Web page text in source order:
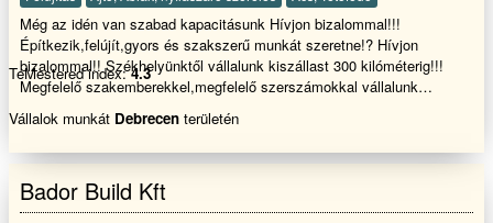
Még az idén van szabad kapacitásunk Hívjon bizalommal!!!
Építkezik,felújít,gyors és szakszerű munkát szeretne!? Hívjon
bizalommal!! Székhelyünktől vállalunk kiszállast 300 kilóméterig!!!
Megfelelő szakemberekkel,megfelelő szerszámokkal vállalunk
Panel és társasházban egyaránt) ,!! Családi házak vagy földszini
lakás, kerítések,támfalak üzlethelyiségek,földszinti
garázsok,lépcsőházak,raktárépületek falai vizesek,áznak!?
Salétromos kivirágzás jelenik meg a felületen,!? Málló vakolat alakul
ki??? Penészesednek a falak,dohos lessz a helyiség és salétromos
TeMestered index:4.3
Vállalok munkát Debrecen területén
Bador Build Kft